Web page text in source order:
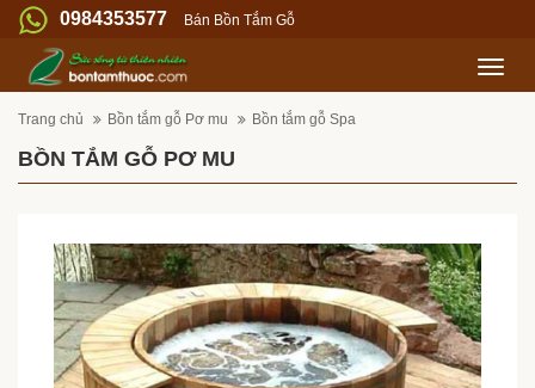
0984353577 Bán Bồn Tắm Gỗ
Trang chủ Bồn tắm gỗ Pơ mu Bồn tắm gỗ Spa
BỒN TẮM GỖ PƠ MU